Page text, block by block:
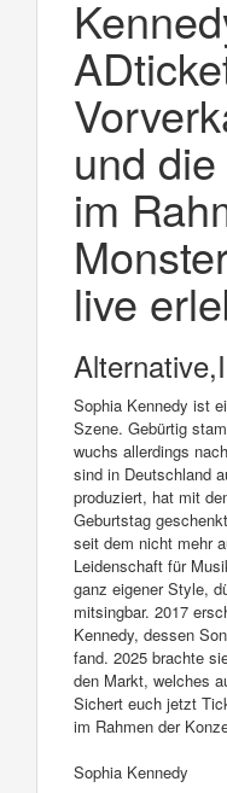
und
im
live
Sophia Kennedy ist
Szene. Gebürtig
wuchs allerdings
sind in Deutschland
produziert, hat mit
Geburtstag
seit dem nicht mehr
Leidenschaft für
ganz eigener Style,
mitsingbar. 2017
Kennedy, dessen
fand. 2025 brachte
den Markt, welches
Sichert euch jetzt
im Rahmen der
Sophia Kennedy